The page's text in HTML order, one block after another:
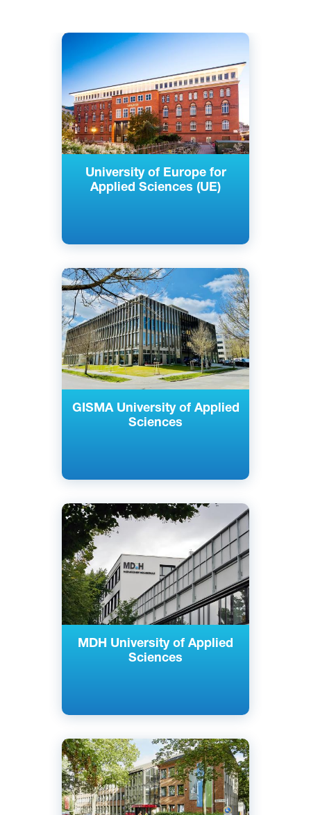
University of Europe for
Applied Sciences (UE)
Английский
Немецкий
Берлин, Гамбург, Изерлон, Потсдам,
Германия
Частный
GISMA University of Applied
Sciences
Английский
Немецкий
Берлин, Потсдам, Германия
Частный
MDH University of Applied
Sciences
Английский
Немецкий
Берлин, Дюссельдорф, Мюнхен,
Германия
Частный
Английский
Немецкий
Кельн, Майнц, Берлин, Райне,
Гамбург, Росток, Нойс, Золинген,
Германия
Частный